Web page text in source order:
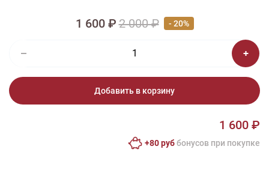
1 600 ₽2 000 ₽ - 20%
Добавить в корзину
1 600 ₽
+80 руббонусов при покупке